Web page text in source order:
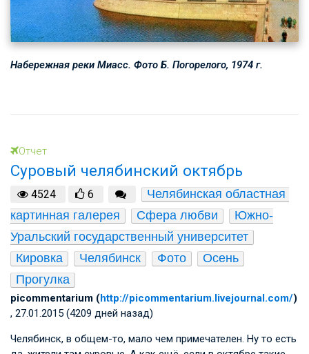
Набережная реки Миасс. Фото Б. Погорелого, 1974 г.
Отчет
Суровый челябинский октябрь
4524 6
Челябинская областная
картинная галерея
Сфера любви
Южно-
Уральский государственный университет
Кировка
Челябинск Фото
Осень
Прогулка
picommentarium (http://picommentarium.livejournal.com/)
, 27.01.2015 (4209 дней назад)
Челябинск, в общем-то, мало чем примечателен. Ну то есть